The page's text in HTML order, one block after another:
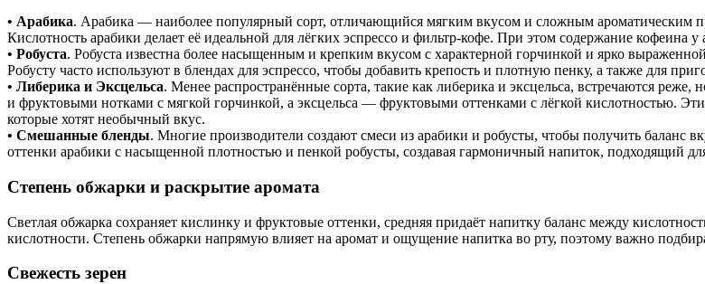
• Арабика. Арабика — наиболее популярный сорт, отличающийся мягким вкусом и сложным ароматическим
Кислотность арабики делает её идеальной для лёгких эспрессо и фильтр-кофе. При этом содержание кофеина
• Робуста. Робуста известна более насыщенным и крепким вкусом с характерной горчинкой и ярко
Робусту часто используют в блендах для эспрессо, чтобы добавить крепость и плотную пенку, а также для
• Либерика и Экcцельса. Менее распространённые сорта, такие как либерика и экcцельса, встречаются
и фруктовыми нотками с мягкой горчинкой, а экcцельса — фруктовыми оттенками с лёгкой кислотностью.
которые хотят необычный вкус.
• Смешанные бленды. Многие производители создают смеси из арабики и робусты, чтобы получить баланс
оттенки арабики с насыщенной плотностью и пенкой робусты, создавая гармоничный напиток, подходящий
Степень обжарки и раскрытие аромата
Светлая обжарка сохраняет кислинку и фруктовые оттенки, средняя придаёт напитку баланс между
кислотности. Степень обжарки напрямую влияет на аромат и ощущение напитка во рту, поэтому важно
Свежесть зерен